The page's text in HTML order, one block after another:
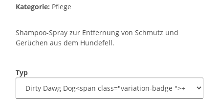
Kategorie: Pflege
Shampoo-Spray zur Entfernung von Schmutz und
Gerüchen aus dem Hundefell.
Typ